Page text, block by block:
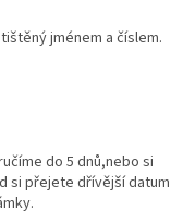
jménem a číslem.
do 5 dnů,nebo si
si přejete dřívější datum